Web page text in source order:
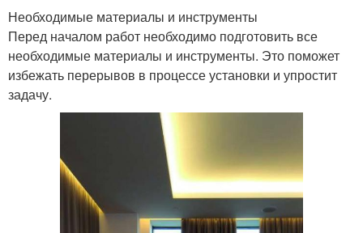
Необходимые материалы и инструменты
Перед началом работ необходимо подготовить все
необходимые материалы и инструменты. Это поможет
избежать перерывов в процессе установки и упростит
задачу.